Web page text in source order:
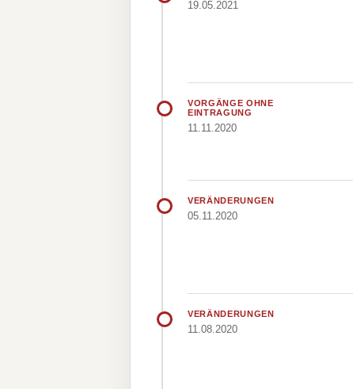
19.05.2021
VORGÄNGE OHNE
EINTRAGUNG
11.11.2020
VERÄNDERUNGEN
05.11.2020
VERÄNDERUNGEN
11.08.2020